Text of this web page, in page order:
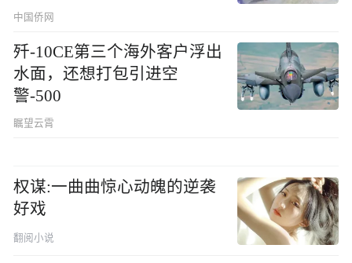
中国侨网
歼-10CE第三个海外客户浮出
水面，还想打包引进空
警-500
瞩望云霄
权谋:一曲曲惊心动魄的逆袭
好戏
翻阅小说